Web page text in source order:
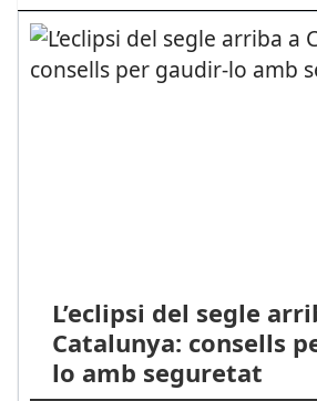
L’eclipsi del segle
Catalunya: consells
lo amb seguretat